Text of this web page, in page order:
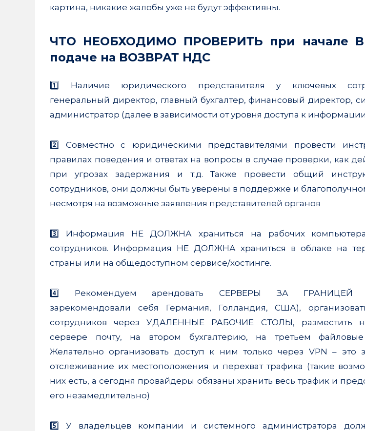
картина, никакие жалобы уже не будут эффективны.
ЧТО НЕОБХОДИМО ПРОВЕРИТЬ при начале
подаче на ВОЗВРАТ НДС
1️⃣ Наличие юридического представителя у ключевых
генеральный директор, главный бухгалтер, финансовый директор,
администратор (далее в зависимости от уровня доступа к
2️⃣ Совместно с юридическими представителями провести
правилах поведения и ответах на вопросы в случае проверки, как
при угрозах задержания и т.д. Также провести общий
сотрудников, они должны быть уверены в поддержке и
несмотря на возможные заявления представителей органов
3️⃣ Информация НЕ ДОЛЖНА храниться на рабочих
сотрудников. Информация НЕ ДОЛЖНА храниться в облаке на
страны или на общедоступном сервисе/хостинге.
4️⃣ Рекомендуем арендовать СЕРВЕРЫ ЗА ГРАНИЦЕЙ
зарекомендовали себя Германия, Голландия, США),
сотрудников через УДАЛЕННЫЕ РАБОЧИЕ СТОЛЫ, разместить
сервере почту, на втором бухгалтерию, на третьем
Желательно организовать доступ к ним только через VPN – это
отслеживание их местоположения и перехват трафика (такие
них есть, а сегодня провайдеры обязаны хранить весь трафик и
его незамедлительно)
5️⃣ У владельцев компании и системного администратора